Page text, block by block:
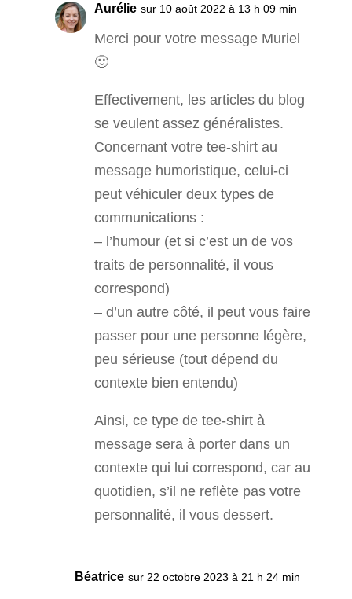
Aurélie sur 10 août 2022 à 13 h 09 min
Merci pour votre message Muriel
🙂
Effectivement, les articles du blog
se veulent assez généralistes.
Concernant votre tee-shirt au
message humoristique, celui-ci
peut véhiculer deux types de
communications :
– l’humour (et si c’est un de vos
traits de personnalité, il vous
correspond)
– d’un autre côté, il peut vous faire
passer pour une personne légère,
peu sérieuse (tout dépend du
contexte bien entendu)
Ainsi, ce type de tee-shirt à
message sera à porter dans un
contexte qui lui correspond, car au
quotidien, s’il ne reflète pas votre
personnalité, il vous dessert.
Béatrice sur 22 octobre 2023 à 21 h 24 min